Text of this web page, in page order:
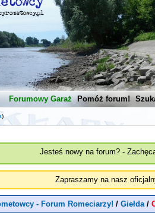
Forumowy Garaż Pomóż forum!
)
Jesteś nowy na forum? -
Zapraszamy na nasz
- Forum Romeciarzy! /Giełda/